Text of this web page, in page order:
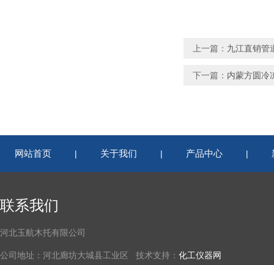
上一篇： 九江直销管
下一篇： 内蒙方圆冷
网站首页 | 关于我们 | 产品中心 |
联系我们
河北玉航木托有限公司
公司地址：河北廊坊大城县工业区 技术支持： 化工仪器网